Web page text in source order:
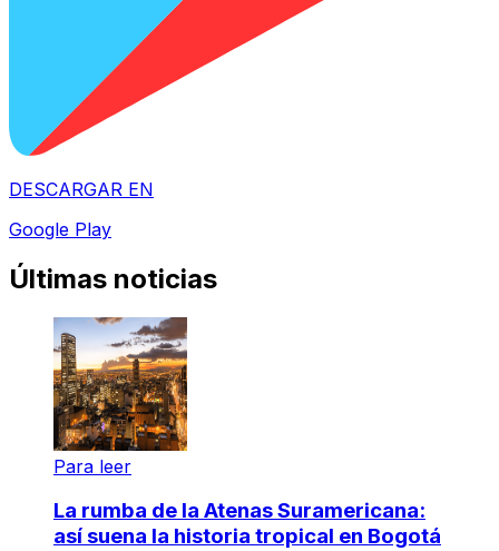
DESCARGAR EN
Google Play
Últimas noticias
Para leer
La rumba de la Atenas Suramericana:
así suena la historia tropical en Bogotá